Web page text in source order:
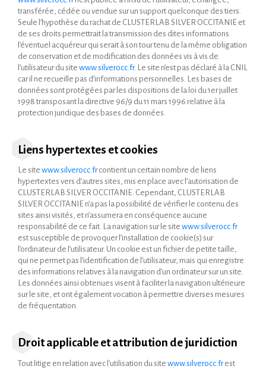
transférée, cédée ou vendue sur un support quelconque des tiers.
Seule l’hypothèse du rachat de CLUSTERLAB SILVER OCCITANIE et
de ses droits permettrait la transmission des dites informations
l’éventuel acquéreur qui serait à son tour tenu de la même obligation
de conservation et de modification des données vis à vis de
l’utilisateur du site www.silverocc.fr. Le site n’est pas déclaré à la CNIL
car il ne recueille pas d’informations personnelles. Les bases de
données sont protégées par les dispositions de la loi du 1er juillet
1998 transposant la directive 96/9 du 11 mars 1996 relative à la
protection juridique des bases de données.
Liens hypertextes et cookies
Le site www.silverocc.frcontient un certain nombre de liens
hypertextes vers d’autres sites, mis en place avec l’autorisation de
CLUSTERLAB SILVER OCCITANIE. Cependant, CLUSTERLAB
SILVER OCCITANIE n’a pas la possibilité de vérifier le contenu des
sites ainsi visités, et n’assumera en conséquence aucune
responsabilité de ce fait. La navigation sur le site www.silverocc.fr
est susceptible de provoquer l’installation de cookie(s) sur
l’ordinateur de l’utilisateur. Un cookie est un fichier de petite taille,
qui ne permet pas l’identification de l’utilisateur, mais qui enregistre
des informations relatives à la navigation d’un ordinateur sur un site.
Les données ainsi obtenues visent à faciliter la navigation ultérieure
sur le site, et ont également vocation à permettre diverses mesures
de fréquentation.
Droit applicable et attribution de juridiction
Tout litige en relation avec l’utilisation du site www.silverocc.frest